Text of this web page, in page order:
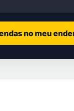
no meu